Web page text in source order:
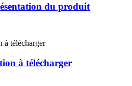
du produit
à télécharger